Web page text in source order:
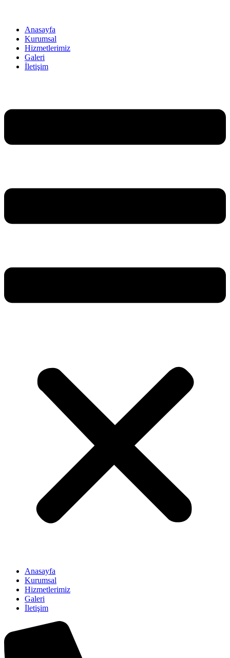
Anasayfa
Kurumsal
Hizmetlerimiz
Galeri
İletişim
Anasayfa
Kurumsal
Hizmetlerimiz
Galeri
İletişim